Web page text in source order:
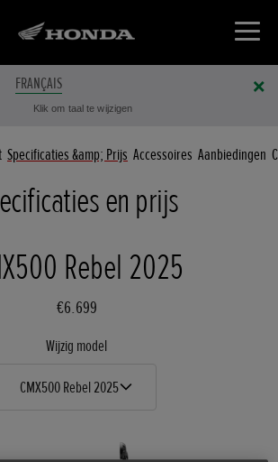
FRANÇAIS
Klik om taal te wijzigen
Specificaties &amp; Prijs Accessoires Aanbiedingen
en prijs
Rebel 2025
€6.699
Wijzig model
CMX500 Rebel 2025